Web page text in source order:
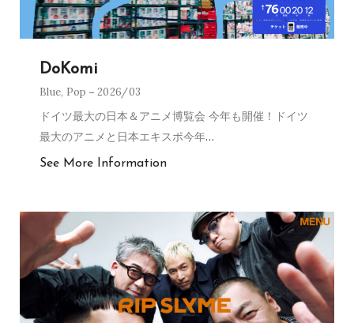
DoKomi
Blue, Pop 2026/03
ドイツ最大の日本＆アニメ博覧会 今年も開催！ドイツ
最大のアニメと日本エキスポ今年…
See More Information